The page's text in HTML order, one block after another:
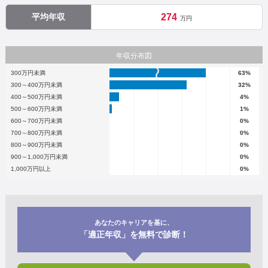
平均年収 274 万円
年収分布図
300万円未満
63%
300～400万円未満
32%
400～500万円未満
4%
500～600万円未満
1%
600～700万円未満
0%
700～800万円未満
0%
800～900万円未満
0%
900～1,000万円未満
0%
1,000万円以上
0%
あなたのキャリアを基に、
「適正年収」を無料で診断！